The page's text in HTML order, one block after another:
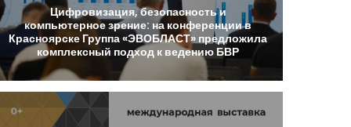
Цифровизация,безопасностьи
компьютерноезрение: на конференциив
Красноярске Группа«ЭВОБЛАСТ» предложила
комплексный подход к ведению БВР